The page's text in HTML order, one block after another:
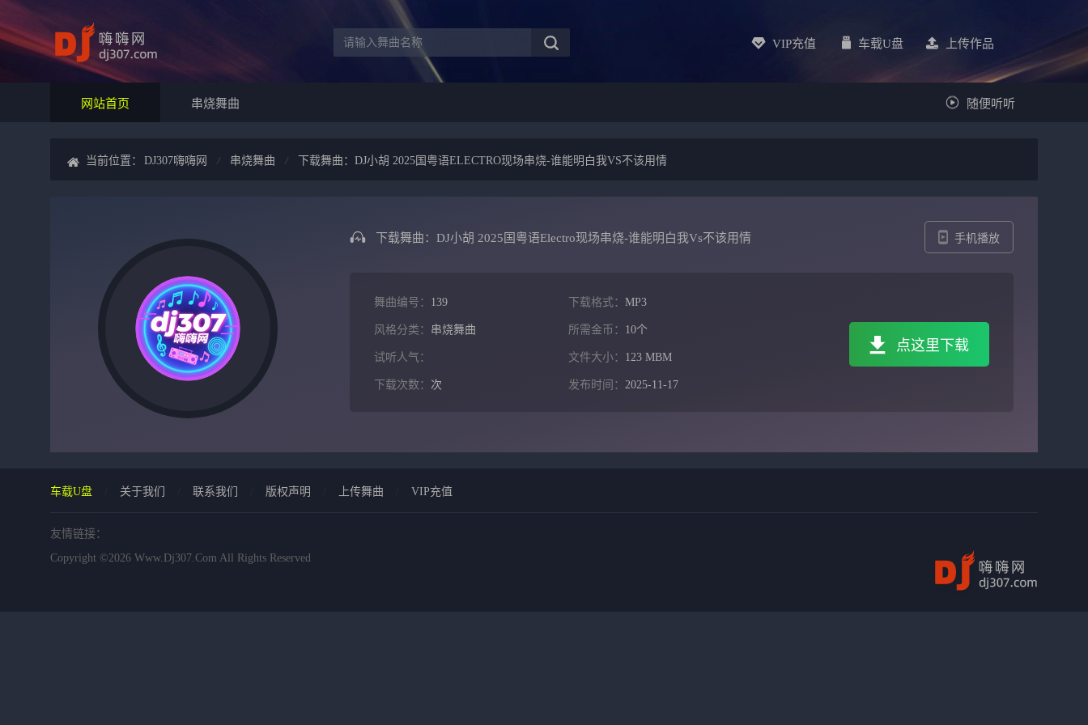
VIP充值 车载u盘 上传作品
网站首页 串烧舞曲 随便听听
当前位置： DJ307嗨嗨网 串烧舞曲 下载舞曲：DJ小胡 2025国粤语ELECTRO现场串烧-谁能明白我VS不该用情
下载舞曲：DJ小胡 2025国粤语Electro现场串烧-谁能明白我vs不该用情 手机播放
舞曲编号： 139 下载格式： MP3
风格分类： 串烧舞曲 所需金币： 10个
试听人气： 文件大小： 123 MBM
下载次数： 次 发布时间： 2025-11-17
点这里下载
车载U盘 关于我们 联系我们 版权声明 上传舞曲 VIP充值
友情链接：
Copyright ©2026 Www.dj307.com All Rights Reserved